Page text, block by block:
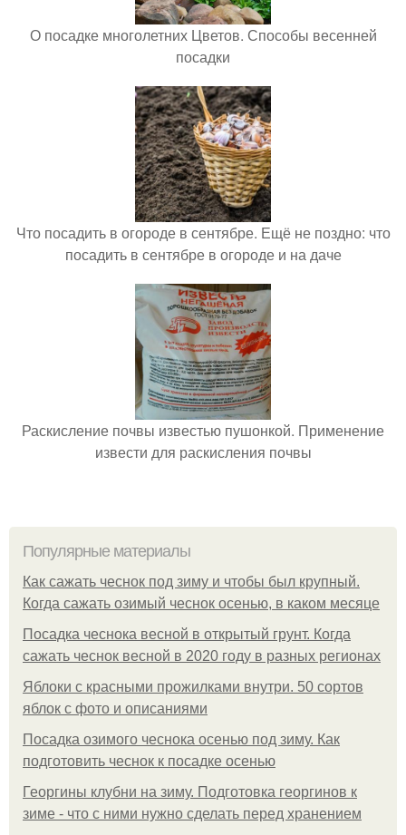
О посадке многолетних Цветов. Способы весенней
посадки
Что посадить в огороде в сентябре. Ещё не поздно: что
посадить в сентябре в огороде и на даче
Раскисление почвы известью пушонкой. Применение
извести для раскисления почвы
Популярные материалы
Как сажать чеснок под зиму и чтобы был крупный.
Когда сажать озимый чеснок осенью, в каком месяце
Посадка чеснока весной в открытый грунт. Когда
сажать чеснок весной в 2020 году в разных регионах
Яблоки с красными прожилками внутри. 50 сортов
яблок с фото и описаниями
Посадка озимого чеснока осенью под зиму. Как
подготовить чеснок к посадке осенью
Георгины клубни на зиму. Подготовка георгинов к
зиме - что с ними нужно сделать перед хранением